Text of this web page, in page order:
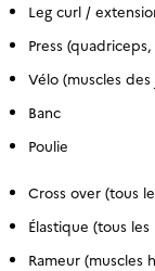
Leg curl /
Press
Vélo (muscles
Banc
Poulie
Cross over (tous
Élastique (tous les
Rameur (muscles